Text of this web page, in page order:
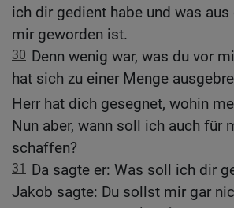
ich dir gedient habe und was
mir geworden ist.
30 Denn wenig war, was du vor
hat sich zu einer Menge
Herr hat dich gesegnet, wohin
Nun aber, wann soll ich auch für
schaffen?
31
Da sagte er: Was soll ich dir
Jakob sagte: Du sollst mir gar